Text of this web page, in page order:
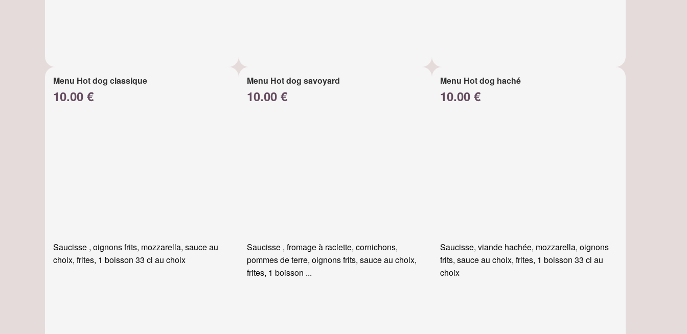
Menu Hot dog classique
10.00 €
Saucisse , oignons frits, mozzarella, sauce au
choix, frites, 1 boisson 33 cl au choix
Menu Hot dog savoyard
10.00 €
Saucisse , fromage à raclette, cornichons,
pommes de terre, oignons frits, sauce au choix,
frites, 1 boisson ...
Menu Hot dog haché
10.00 €
Saucisse, viande hachée, mozzarella, oignons
frits, sauce au choix, frites, 1 boisson 33 cl au
choix